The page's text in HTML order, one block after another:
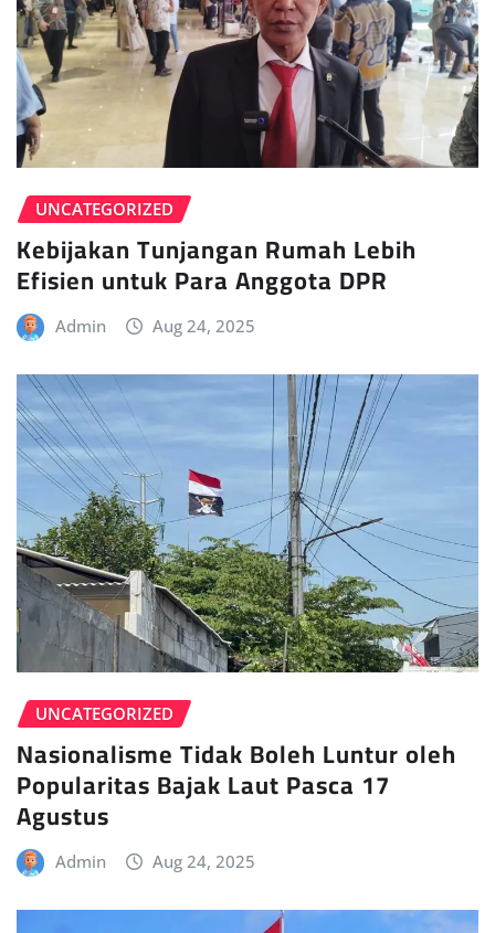
UNCATEGORIZED
Kebijakan Tunjangan Rumah Lebih
Efisien untuk Para Anggota DPR
Admin Aug 24, 2025
UNCATEGORIZED
Nasionalisme Tidak Boleh Luntur oleh
Popularitas Bajak Laut Pasca 17
Agustus
Admin Aug 24, 2025